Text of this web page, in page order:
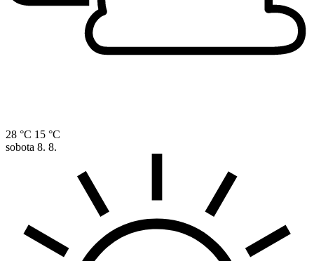
28 °C 15 °C
sobota 8. 8.